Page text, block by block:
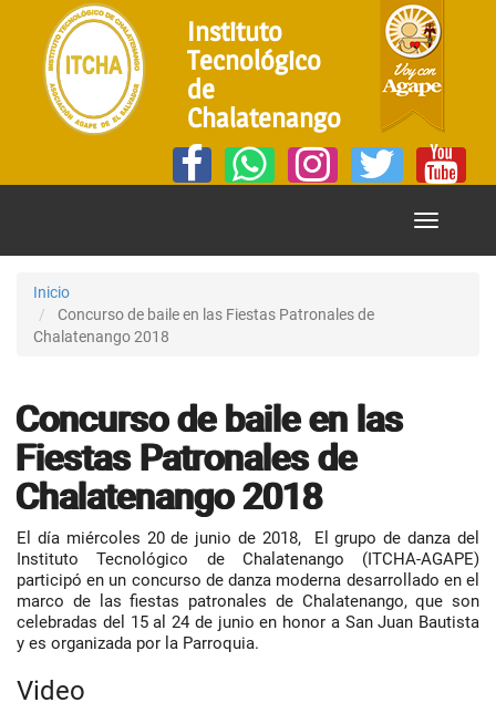
Instituto
Tecnológico
de
Chalatenango
Mostrar
Inicio
Concurso de baile en las Fiestas Patronales de
Chalatenango 2018
Concurso de baile en las
Fiestas Patronales de
Chalatenango 2018
El día miércoles 20 de junio de 2018, El grupo de danza del
Instituto Tecnológico de Chalatenango (ITCHA-AGAPE)
participó en un concurso de danza moderna desarrollado en el
marco de las fiestas patronales de Chalatenango, que son
celebradas del 15 al 24 de junio en honor a San Juan Bautista
y es organizada por la Parroquia.
Video